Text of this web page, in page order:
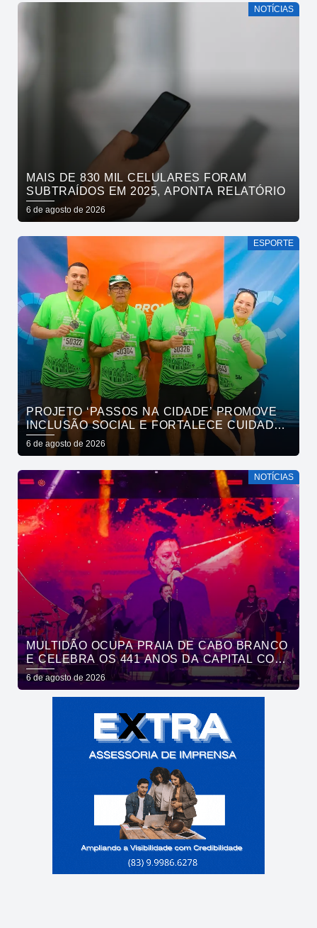
NOTÍCIAS
MAIS DE 830 MIL CELULARES FORAM
SUBTRAÍDOS EM 2025, APONTA RELATÓRIO
6 de agosto de 2026
ESPORTE
PROJETO ‘PASSOS NA CIDADE’ PROMOVE
INCLUSÃO SOCIAL E FORTALECE CUIDADO
EM SAÚDE MENTAL POR MEIO DA CORRIDA
6 de agosto de 2026
NOTÍCIAS
MULTIDÃO OCUPA PRAIA DE CABO BRANCO
E CELEBRA OS 441 ANOS DA CAPITAL COM
SHOWS DE ROUPA NOVA E FÁBIO JR
6 de agosto de 2026